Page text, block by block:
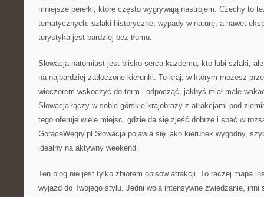
mniejsze perełki, które często wygrywają nastrojem. Czechy to
tematycznych: szlaki historyczne, wypady w naturę, a nawet
turystyka jest bardziej bez tłumu.
Słowacja natomiast jest blisko serca każdemu, kto lubi szlaki,
na najbardziej zatłoczone kierunki. To kraj, w którym możesz
wieczorem wskoczyć do term i odpocząć, jakbyś miał małe
Słowacja łączy w sobie górskie krajobrazy z atrakcjami pod
tego oferuje wiele miejsc, gdzie da się zjeść dobrze i spać w
GorąceWęgry.pl Słowacja pojawia się jako kierunek wygodny,
idealny na aktywny weekend.
Ten blog nie jest tylko zbiorem opisów atrakcji. To raczej mapa
wyjazd do Twojego stylu. Jedni wolą intensywne zwiedzanie, inni